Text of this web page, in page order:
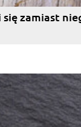
zamiast